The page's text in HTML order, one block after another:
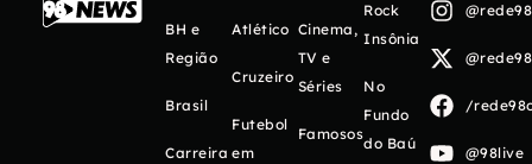
BH e
Região
Brasil
Carreira
Atlético
Cruzeiro
Futebol
em
Cinema,
TV e
Séries
Famosos
Rock
Insônia
No
Fundo
do Baú
/
@98live